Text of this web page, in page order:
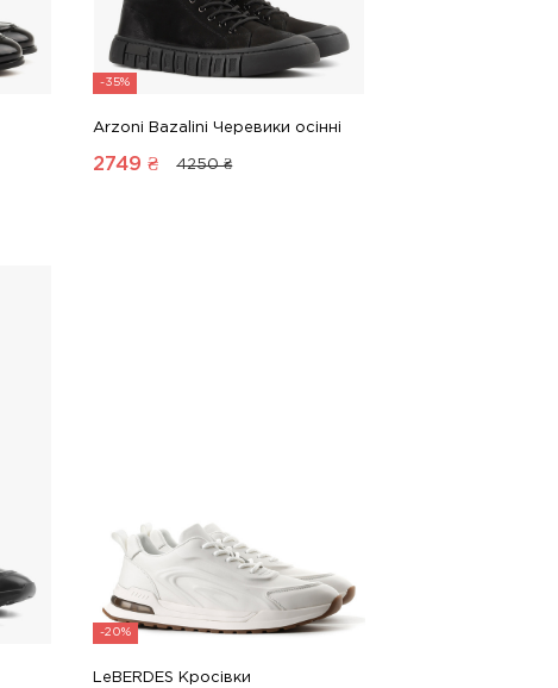
-35%
Arzoni Bazalini Черевики осінні
2749 ₴ 4250 ₴
-20%
LeBERDES Кросівки